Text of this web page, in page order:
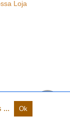
Loja
... Ok